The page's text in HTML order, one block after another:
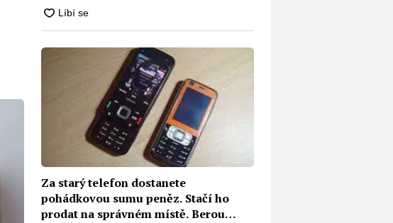
Za starý telefon dostanete
pohádkovou sumu peněz. Stačí ho
prodat na správném místě. Berou